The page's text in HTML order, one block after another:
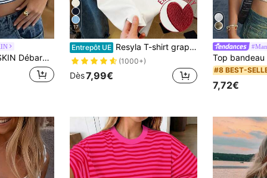
court basique décontracté Y2K de couleur unie, streetwear quotidien de rentrée scolaire et vacances à la plage
17
Entrepôt UE Resyla T-shirt graphique pour femmes, nouveau design d'été, blanc avec cœur rouge et broderie de dents de chien, style extérieur, style de rue, tenue décontractée, rendez-vous, t-shirt à manches courtes pour femmes
(1000+)
Dès7,99€ #8 BEST-
7,72€